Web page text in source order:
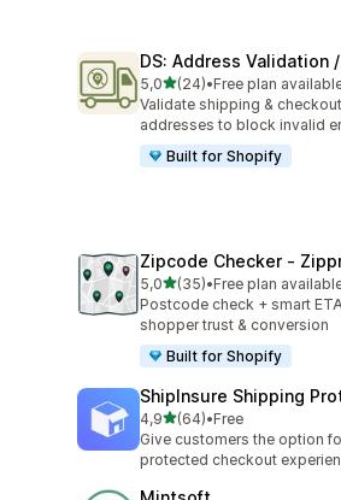
DS: Address Validation
5,0av 5 stjerner
(24)
Totalt 24 omtaler
•Free plan
Validate shipping & checkout
addresses to block invalid
Built for Shopify
Zipcode Checker ‑
5,0av 5 stjerner
(35)
Totalt 35 omtaler
•Free plan
Postcode check + smart
shopper trust & conversion
Built for Shopify
ShipInsure Shipping
4,9av 5 stjerner
(64)
Totalt 64 omtaler
•Free
Give customers the option
protected checkout